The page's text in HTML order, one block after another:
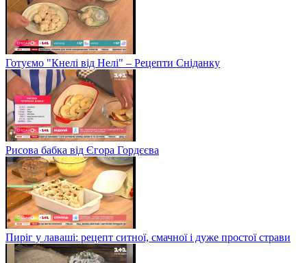
Готуємо "Кнелі від Нелі" – Рецепти Сніданку
Рисова бабка від Єгора Гордєєва
Пиріг у лаваші: рецепт ситної, смачної і дуже простої страви